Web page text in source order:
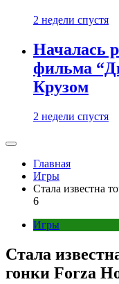
2 недели спустя
Началась
фильма
Крузом
2 недели спустя
Главная
Игры
Стала известна
6
Игры
Стала
гонки Forza